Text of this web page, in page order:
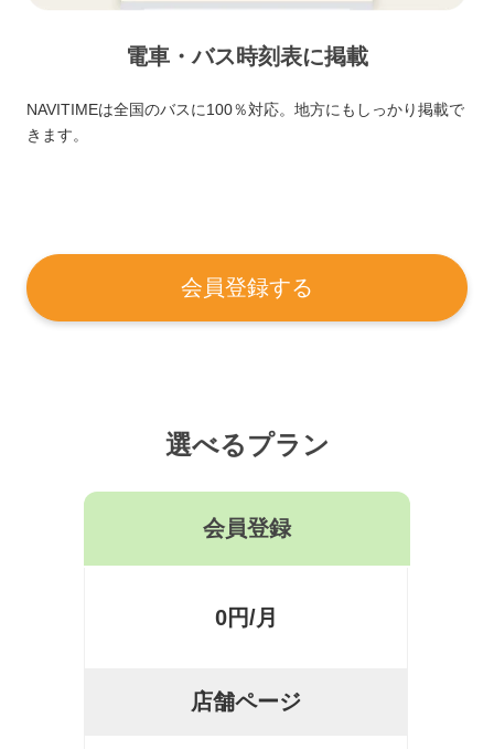
電車・バス時刻表に掲載
NAVITIMEは全国のバスに100％対応。地方にもしっかり掲載で
きます。
会員登録する
選べるプラン
会員登録
0円/月
店舗ページ